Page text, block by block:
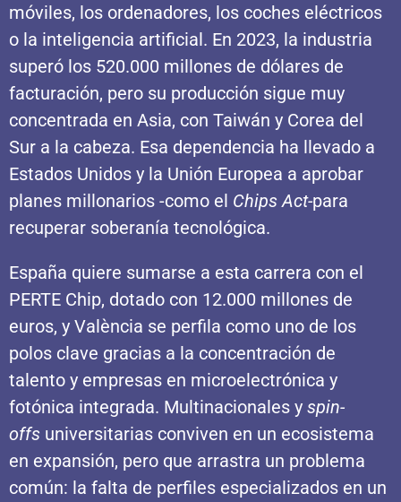
móviles, los ordenadores, los coches eléctricos
o la inteligencia artificial. En 2023, la industria
superó los 520.000 millones de dólares de
facturación, pero su producción sigue muy
concentrada en Asia, con Taiwán y Corea del
Sur a la cabeza. Esa dependencia ha llevado a
Estados Unidos y la Unión Europea a aprobar
planes millonarios -como el Chips Act-para
recuperar soberanía tecnológica.
España quiere sumarse a esta carrera con el
PERTE Chip, dotado con 12.000 millones de
euros, y València se perfila como uno de los
polos clave gracias a la concentración de
talento y empresas en microelectrónica y
fotónica integrada. Multinacionales y spin-
offs universitarias conviven en un ecosistema
en expansión, pero que arrastra un problema
común: la falta de perfiles especializados en un